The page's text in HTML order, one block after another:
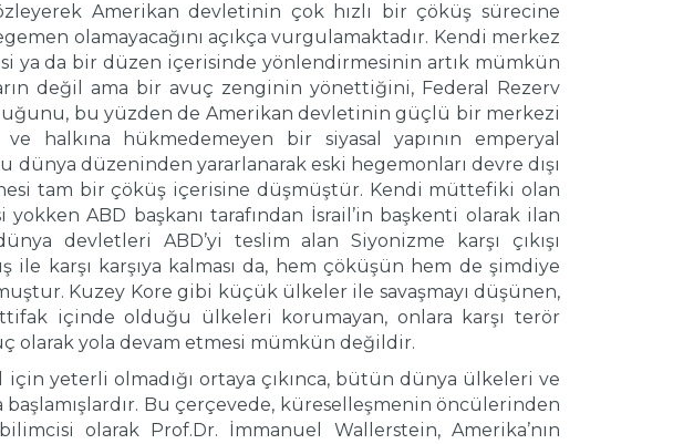
Amerikan devletinin çok hızlı bir çöküş sürecine
olamayacağını açıkça vurgulamaktadır. Kendi merkez
ya da bir düzen içerisinde yönlendirmesinin artık mümkün
değil ama bir avuç zenginin yönettiğini, Federal Rezerv
bu yüzden de Amerikan devletinin güçlü bir merkezi
hükmedemeyen bir siyasal yapının emperyal
düzeninden yararlanarak eski hegemonları devre dışı
tam bir çöküş içerisine düşmüştür. Kendi müttefiki olan
ABD başkanı tarafından İsrail’in başkenti olarak ilan
devletleri ABD’yi teslim alan Siyonizme karşı çıkışı
ile karşı karşıya kalması da, hem çöküşün hem de şimdiye
Kuzey Kore gibi küçük ülkeler ile savaşmayı düşünen,
içinde olduğu ülkeleri korumayan, onlara karşı terör
olarak yola devam etmesi mümkün değildir.
yeterli olmadığı ortaya çıkınca, bütün dünya ülkeleri ve
Bu çerçevede, küreselleşmenin öncülerinden
olarak Prof.Dr. İmmanuel Wallerstein, Amerika’nın